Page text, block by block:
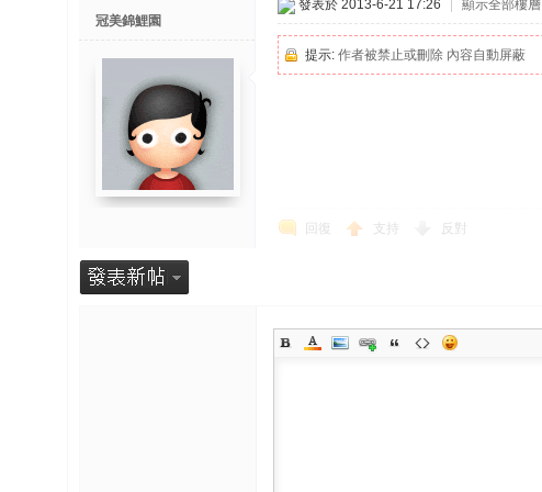
冠美錦鯉園
發表於 2013-6-21 17:26 顯示全部樓層
提示: 作者被禁止或刪除 內容自動屏蔽
回復 支持 反對